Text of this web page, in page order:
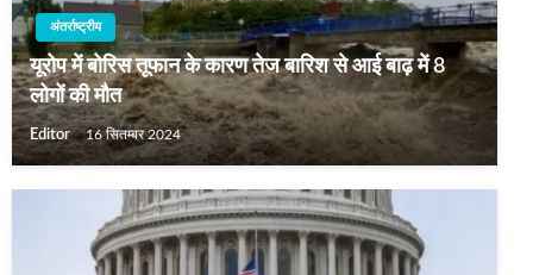
अंतर्राष्ट्रीय
यूरोप में बोरिस तूफान के कारण तेज बारिश से आई बाढ़ में 8
लोगों की मौत
Editor 16 सितम्बर 2024